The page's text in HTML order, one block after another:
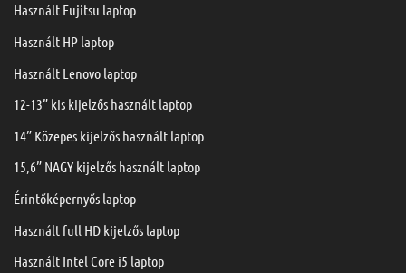
Használt Fujitsu laptop
Használt HP laptop
Használt Lenovo laptop
12-13” kis kijelzős használt laptop
14” Közepes kijelzős használt laptop
15,6” NAGY kijelzős használt laptop
Érintőképernyős laptop
Használt full HD kijelzős laptop
Használt Intel Core i5 laptop